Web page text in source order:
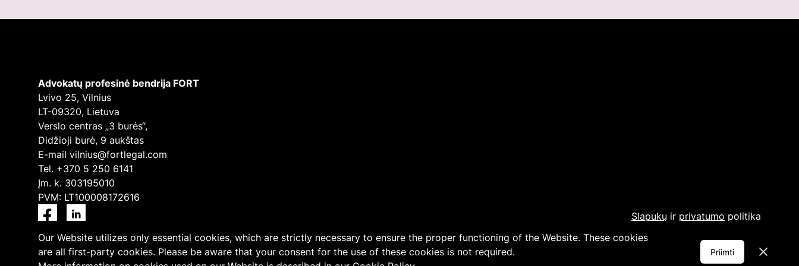
Our Website utilizes only essential cookies, which are strictly necessary to ensure the proper functioning of the Website. These cookies
are all first-party cookies. Please be aware that your consent for the use of these cookies is not required.
Priimti Dismiss
Advokatų profesinė bendrija FORT
Lvivo 25, Vilnius
LT-09320, Lietuva
Verslo centras „3 burės“,
Didžioji burė, 9 aukštas
E-mail vilnius@fortlegal.com
Tel. +370 5 250 6141
Įm. k. 303195010
PVM: LT100008172616
FacebookLinkedIn Slapukų ir privatumo politika